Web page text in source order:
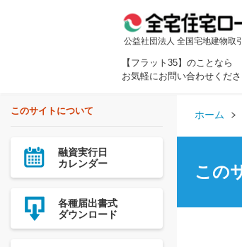
公益社団法人 全国宅地建物取
【フラット35】のことなら
お気軽にお問い合わせくだ
このサイトについて
融資実行日
カレンダー
各種届出書式
ダウンロード
ホーム
この